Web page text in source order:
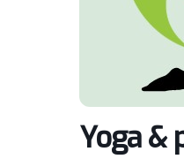
Yoga &